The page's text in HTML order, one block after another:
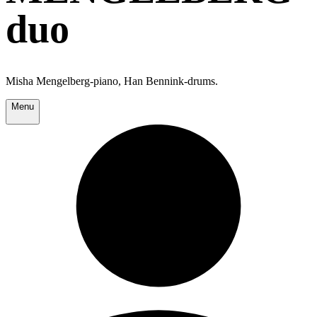
duo
Misha Mengelberg-piano, Han Bennink-drums.
Menu